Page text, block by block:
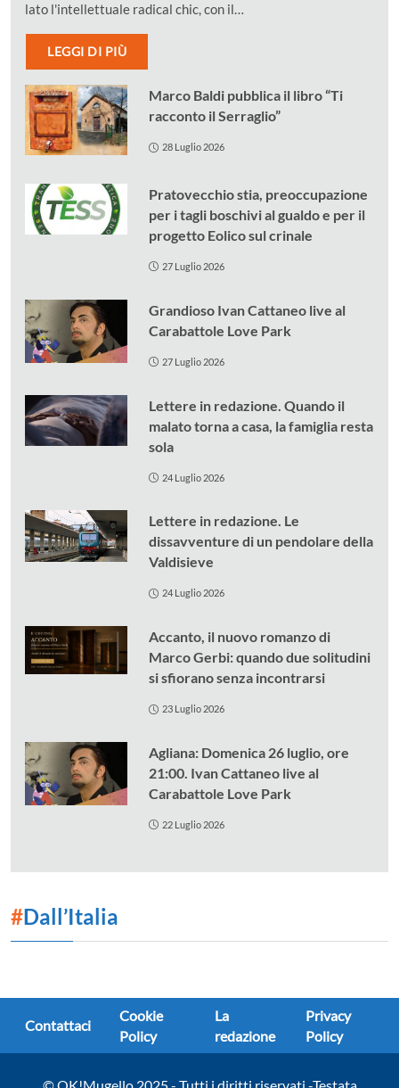
lato l'intellettuale radical chic, con il…
LEGGI DI PIÙ
Marco Baldi pubblica il libro “Ti
racconto il Serraglio”
28 Luglio 2026
Pratovecchio stia, preoccupazione
per i tagli boschivi al gualdo e per il
progetto Eolico sul crinale
27 Luglio 2026
Grandioso Ivan Cattaneo live al
Carabattole Love Park
27 Luglio 2026
Lettere in redazione. Quando il
malato torna a casa, la famiglia resta
sola
24 Luglio 2026
Lettere in redazione. Le
dissavventure di un pendolare della
Valdisieve
24 Luglio 2026
Accanto, il nuovo romanzo di
Marco Gerbi: quando due solitudini
si sfiorano senza incontrarsi
23 Luglio 2026
Agliana: Domenica 26 luglio, ore
21:00. Ivan Cattaneo live al
Carabattole Love Park
22 Luglio 2026
#Dall’Italia
Contattaci
Cookie
Policy
La
redazione
Privacy
Policy